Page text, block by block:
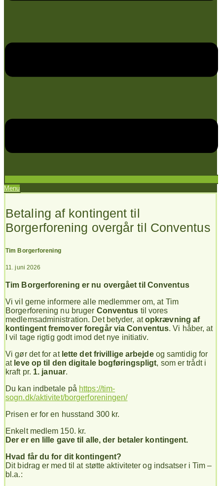
Menu
Betaling af kontingent til
Borgerforening overgår til Conventus
Tim Borgerforening
11. juni 2026
Tim Borgerforening er nu overgået til Conventus
Vi vil gerne informere alle medlemmer om, at Tim
Borgerforening nu bruger Conventus til vores
medlemsadministration. Det betyder, atopkrævning af
kontingent fremover foregår via Conventus. Vi håber, at
I vil tage rigtig godt imod det nye initiativ.
Vi gør det for at lette det frivillige arbejdeog samtidig for
at leve op til den digitale bogføringspligt, som er trådt i
kraft pr. 1. januar.
Du kan indbetale på https://tim-
sogn.dk/aktivitet/borgerforeningen/
Prisen er for en husstand 300 kr.
Enkelt medlem 150. kr.
Der er en lille gave til alle, der betaler kontingent.
Hvad får du for dit kontingent?
Dit bidrag er med til at støtte aktiviteter og indsatser i Tim –
bl.a.: